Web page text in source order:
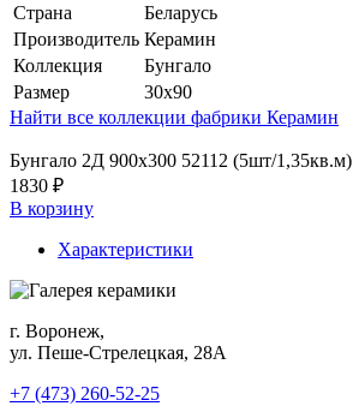
Страна
Беларусь
Производитель Керамин
Коллекция
Бунгало
Размер
30x90
Найти все коллекции фабрики Керамин
Бунгало 2Д 900х300 52112 (5шт/1,35кв.м)
1830 ₽
В корзину
Характеристики
г. Воронеж,
ул. Пеше-Cтрелецкая, 28А
+7 (473) 260-52-25